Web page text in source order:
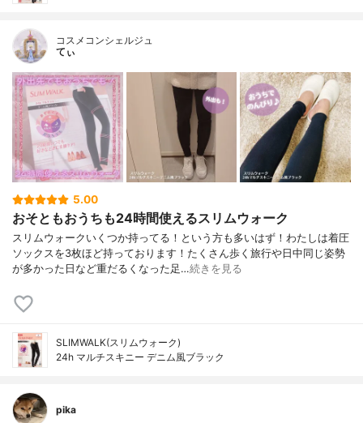
コスメコンシェルジュ
てぃ
5.00
おそともおうちも24時間使えるスリムウォーク
スリムウォークいくつか持ってる！という方も多いはず！わたしは着圧
ソックスを3枚ほど持っております！たくさん歩く旅行や日中同じ姿勢
が多かった日など重だるくなった足…続きを見る
SLIMWALK(スリムウォーク)
24h マルチスキニー デニム風ブラック
pika